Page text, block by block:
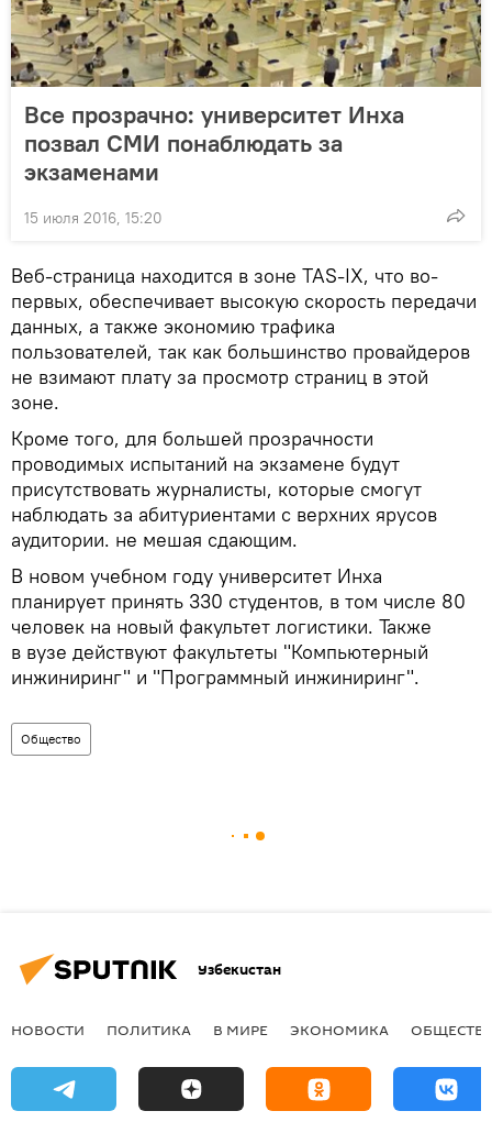
Все прозрачно: университет Инха
позвал СМИ понаблюдать за
экзаменами
15 июля 2016, 15:20
Веб-страница находится в зоне TAS-IX, что во-
первых, обеспечивает высокую скорость передачи
данных, а также экономию трафика
пользователей, так как большинство провайдеров
не взимают плату за просмотр страниц в этой
зоне.
Кроме того, для большей прозрачности
проводимых испытаний на экзамене будут
присутствовать журналисты, которые смогут
наблюдать за абитуриентами с верхних ярусов
аудитории. не мешая сдающим.
В новом учебном году университет Инха
планирует принять 330 студентов, в том числе 80
человек на новый факультет логистики. Также
в вузе действуют факультеты "Компьютерный
инжиниринг" и "Программный инжиниринг".
Общество
Узбекистан
НОВОСТИ ПОЛИТИКА В МИРЕ ЭКОНОМИКА